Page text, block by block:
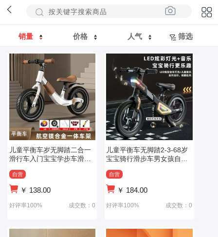
销量 价格 人气 筛选
儿童平衡车岁无脚踏二合一
滑行车入门宝宝学步车滑步
自营
￥ 138.00
好评率100% 成交数：0
儿童平衡车无脚踏2-3-68岁
宝宝骑行滑步车男女孩自行
自营
￥ 184.00
好评率100% 成交数：0